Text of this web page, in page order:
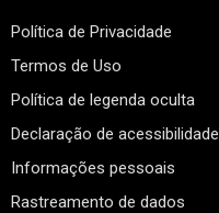
Política de Privacidade
Termos de Uso
Política de legenda oculta
Declaração de acessibilidade
Informações pessoais
Rastreamento de dados